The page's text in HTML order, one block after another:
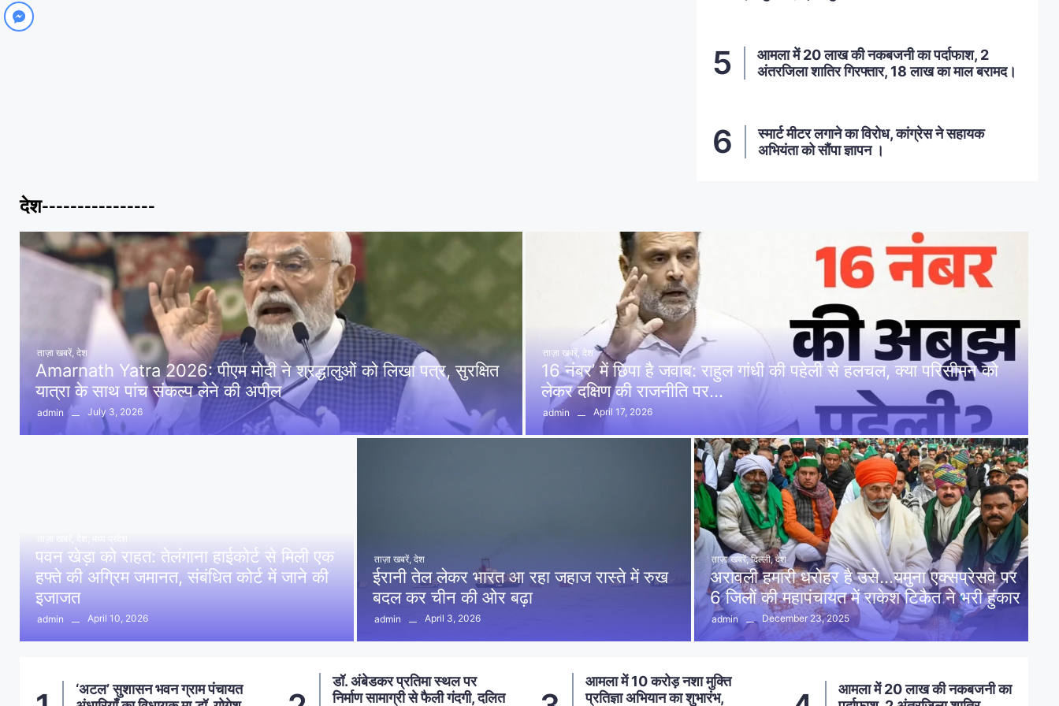
आमला में 20 लाख की नकबजनी का पर्दाफाश, 2
अंतरजिला शातिर गिरफ्तार, 18 लाख का माल बरामद।
स्मार्ट मीटर लगाने का विरोध, कांग्रेस ने सहायक
अभियंता को सौंपा ज्ञापन ।
देश----------------
ताज़ा खबरें देश
Amarnath Yatra 2026: पीएम मोदी ने श्रद्धालुओं को लिखा पत्र, सुरक्षित
यात्रा के साथ पांच संकल्प लेने की अपील
admin July 3, 2026
ताज़ा खबरें देश
16 नंबर’ में छिपा है जवाब: राहुल गांधी की पहेली से हलचल, क्या परिसीमन को
लेकर दक्षिण की राजनीति पर…
admin April 17, 2026
पवन खेड़ा को राहत: तेलंगाना हाईकोर्ट से मिली एक
हफ्ते की अग्रिम जमानत, संबंधित कोर्ट में जाने की
इजाजत
admin April 10, 2026
ताज़ा खबरें, देश
ईरानी तेल लेकर भारत आ रहा जहाज रास्ते में रुख
बदल कर चीन की ओर बढ़ा
admin April 3, 2026
ताज़ा खबरें, दिल्ली, देश
अरावली हमारी धरोहर है उसे…यमुना एक्सप्रेसवे पर
6 जिलों की महापंचायत में राकेश टिकैत ने भरी हुंकार
admin December 23, 2025
डॉ. अंबेडकर प्रतिमा स्थल पर
निर्माण सामाग्री से फैली गंदगी, दलित
आमला में 10 करोड़ नशा मुक्ति
प्रतिज्ञा अभियान का शुभारंभ,
आमला में 20 लाख की नकबजनी का
स्मार्ट मीटर लगाने का विरोध, कांग्रेस